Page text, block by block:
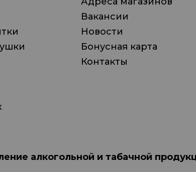
Вакансии
Новости
Бонусная карта
Контакты
алкогольной и табачной